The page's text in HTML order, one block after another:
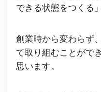
できる状態をつくる」
創業時から変わらず
て取り組むことがで
思います。